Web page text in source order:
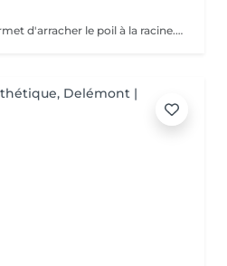
L'épilation à la cire tiède permet d'arracher le poil à la racine. La chaleur de la cire ouvre les pores de la peau et simplifie ainsi l'extraction des poils. Cette méthode convient très bien à toutes les parties du corps. La cire s'applique sur la peau au moyen d'une spatule en couche fine puis on applique une bande de cire que l'on retire rapidement.